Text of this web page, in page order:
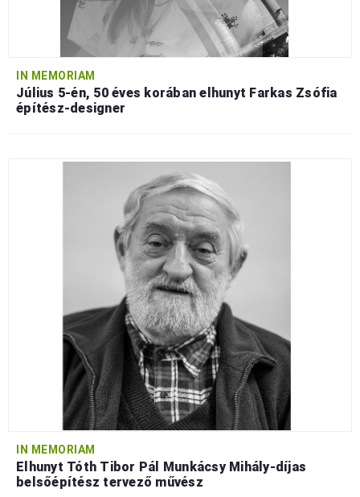
IN MEMORIAM
Július 5-én, 50 éves korában elhunyt Farkas Zsófia
építész-designer
IN MEMORIAM
Elhunyt Tóth Tibor Pál Munkácsy Mihály-díjas
belsőépítész tervező művész